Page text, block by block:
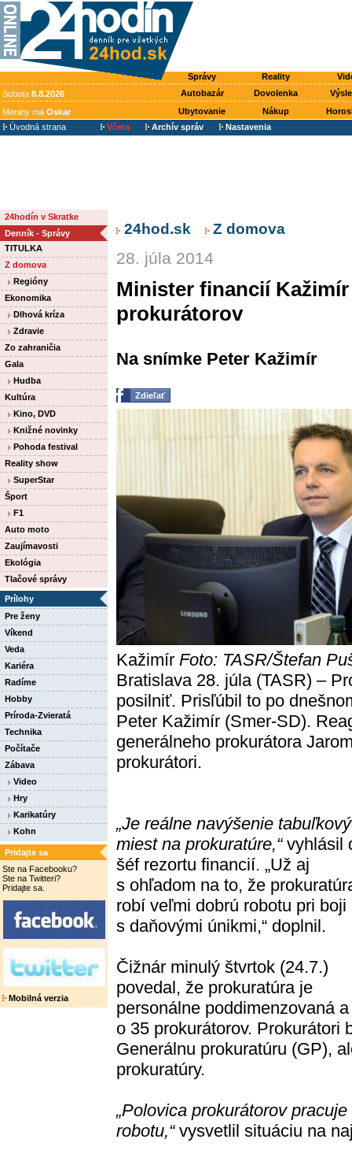
Správy Reality
Sobota 8.8.2026 Autobazár Dovolenka
Meniny má Oskar Ubytovanie Nákup
Úvodná strana
Včera Archív správ Nastavenia
24hodín v Skratke
Denník - Správy
TITULKA
Z domova
Regióny
Ekonomika
Dlhová kríza
Zdravie
Zo zahraničia
Gala
Hudba
Kultúra
Kino, DVD
Knižné novinky
Pohoda festival
Reality show
SuperStar
Šport
F1
Auto moto
Zaujímavosti
Ekológia
Tlačové správy
Prílohy
Pre ženy
Víkend
Veda
Kariéra
Radíme
Hobby
Príroda-Zvieratá
Technika
Počítače
Zábava
Video
Hry
Karikatúry
Kohn
Pridajte sa
Ste na Facebooku?
Ste na Twitteri?
Pridajte sa.
Mobilná verzia
24hod.sk Z domova
28. júla 2014
Minister financií
prokurátorov
Na snímke Peter Kažimír
Zdieľať
Kažimír Foto: TASR/Štefan
Bratislava 28. júla (TASR) –
posilniť. Prisľúbil to po
Peter Kažimír (Smer-SD).
generálneho prokurátora
prokurátori.
„Je reálne navýšenie
miest na prokuratúre,“vyhlásil
šéf rezortu financií. „Už aj
s ohľadom na to, že
robí veľmi dobrú robotu pri boji
s daňovými únikmi,“ doplnil.
Čižnár minulý štvrtok (24.7.)
povedal, že prokuratúra je
personálne poddimenzovaná
o 35 prokurátorov. Prokurátori
Generálnu prokuratúru (GP),
prokuratúry.
„Polovica prokurátorov
robotu,“vysvetlil situáciu na